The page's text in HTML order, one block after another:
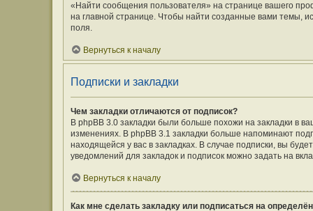
«Найти сообщения пользователя» на странице вашего
на главной странице. Чтобы найти созданные вами темы,
поля.
Вернуться к началу
Подписки и закладки
Чем закладки отличаются от подписок?
В phpBB 3.0 закладки были больше похожи на закладки в
изменениях. В phpBB 3.1 закладки больше напоминают
находящейся у вас в закладках. В случае подписки, вы
уведомлений для закладок и подписок можно задать на
Вернуться к началу
Как мне сделать закладку или подписаться на